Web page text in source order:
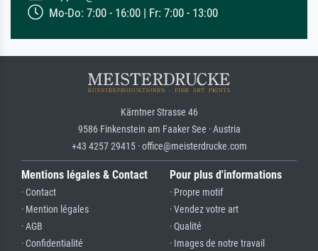
Mo-Do: 7:00 - 16:00 | Fr: 7:00 - 13:00
Kärntner Strasse 46
9586 Finkenstein am Faaker See · Austria
+43 4257 29415 · office@meisterdrucke.com
Mentions légales & Contact
· Contact
· Mention légales
· AGB
· Confidentialité
Pour plus d'informations
· Propre motif
· Vendez votre art
· Qualité
· Images de notre travail